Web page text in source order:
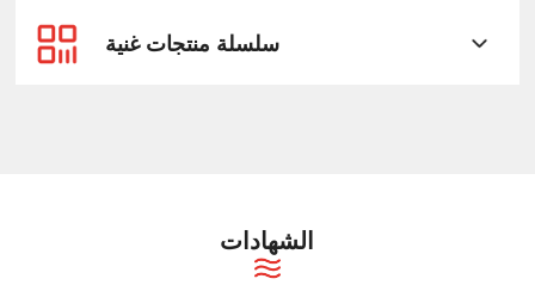
سلسلة منتجات غنية
الشهادات